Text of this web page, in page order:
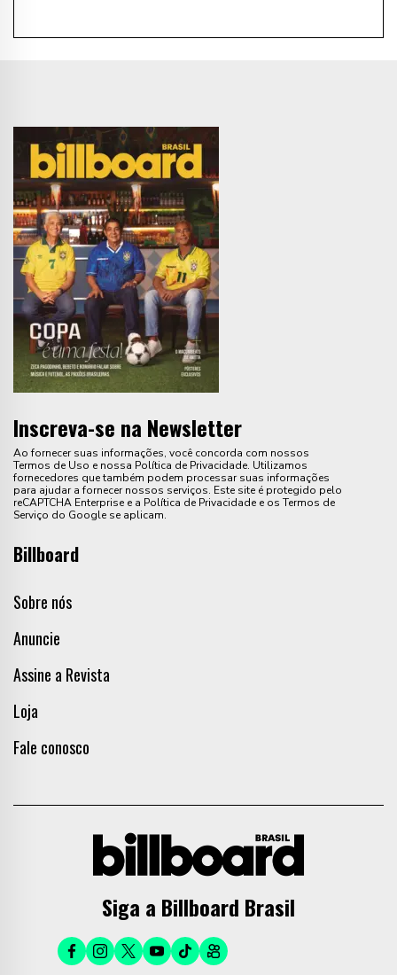
Inscreva-se na Newsletter
Ao fornecer suas informações, você concorda com nossos
Termos de Uso e nossa Política de Privacidade. Utilizamos
fornecedores que também podem processar suas informações
para ajudar a fornecer nossos serviços. Este site é protegido pelo
reCAPTCHA Enterprise e a Política de Privacidade e os Termos de
Serviço do Google se aplicam.
Billboard
Sobre nós
Anuncie
Assine a Revista
Loja
Fale conosco
Siga a Billboard Brasil